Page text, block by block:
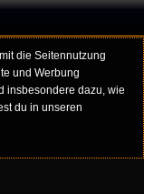
die Seitennutzung
und Werbung
insbesondere dazu, wie
du in unseren